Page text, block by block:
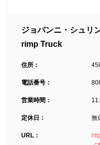
ジョバンニ・シュリ
rimp Truck
住所：
電話番号：
営業時間：
定休日： 無
URL：